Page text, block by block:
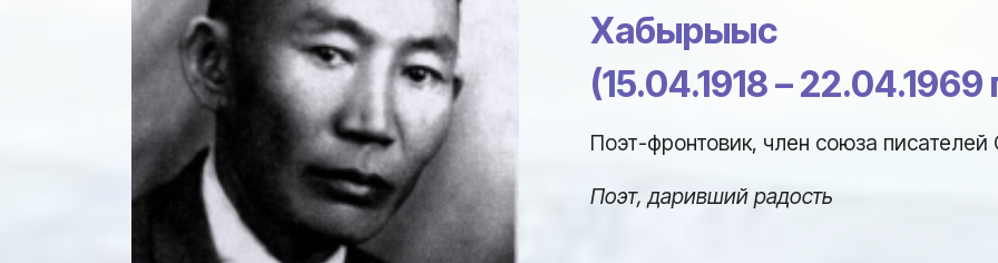
Хабырыыс
(15.04.1918 – 22.04.1969
Поэт-фронтовик, член союза
Поэт, даривший радость